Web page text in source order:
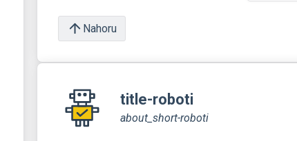
Nahoru
title-roboti
about_short-roboti